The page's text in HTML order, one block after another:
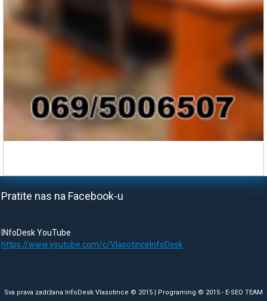
Pratite nas na Facebook-u
INfoDesk YouTube
https://www.youtube.com/c/VlasotinceInfoDesk
Sva prava zadržana InfoDesk Vlasotince © 2015 | Programing © 2015 - E-SEO TEAM